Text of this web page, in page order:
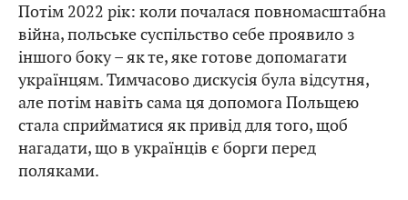
Потім 2022 рік: коли почалася повномасштабна
війна, польське суспільство себе проявило з
іншого боку – як те, яке готове допомагати
українцям. Тимчасово дискусія була відсутня,
але потім навіть сама ця допомога Польщею
стала сприйматися як привід для того, щоб
нагадати, що в українців є борги перед
поляками.